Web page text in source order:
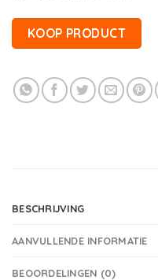
KOOP PRODUCT
BESCHRIJVING
AANVULLENDE INFORMATIE
BEOORDELINGEN (0)